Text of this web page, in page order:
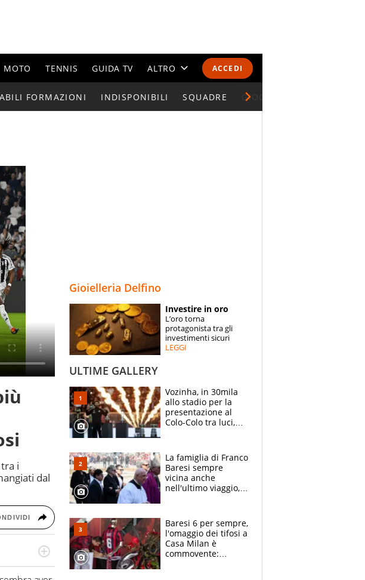
ACCEDI
MOTO TENNIS GUIDA TV ALTRO
CALENDARI E CLASSIFICHE
ESPERTI
CONTATTI
FORMAZIONI INDISPONIBILI SQUADRE GIOCATORI SERIE A
i
dal
lui ne
delle
Gioielleria Delfino
Investire in oro
L’oro torna
protagonista tra gli
investimenti sicuri
LEGGI
ULTIME GALLERY
Vozinha, in 30mila
allo stadio per la
presentazione al
Colo-Colo tra luci,
La famiglia di Franco
Baresi sempre
vicina anche
nell'ultimo viaggio,
circondati
dall'affetto dei tifosi
Baresi 6 per sempre,
l'omaggio dei tifosi a
Casa Milan è
commovente: